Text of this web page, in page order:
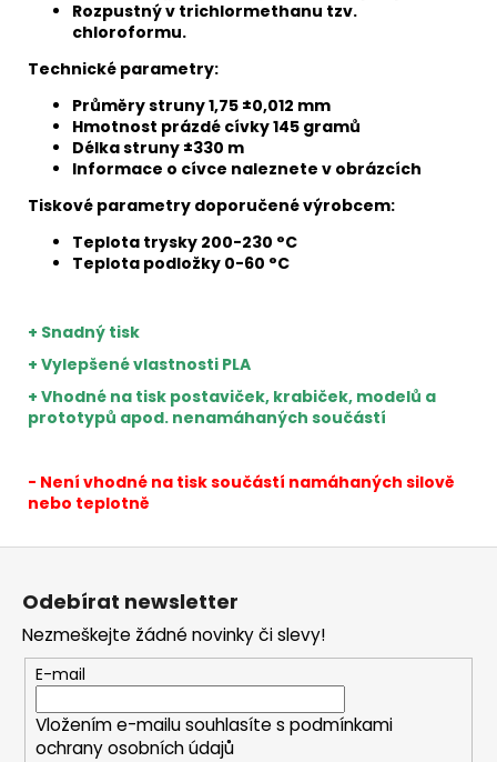
Rozpustný v trichlormethanu tzv.
chloroformu.
Technické parametry:
Průměry struny 1,75 ±0,012 mm
Hmotnost prázdé cívky 145 gramů
Délka struny ±330 m
Informace o cívce naleznete v obrázcích
Tiskové parametry doporučené výrobcem:
Teplota trysky 200-230 °C
Teplota podložky 0-60 °C
+ Snadný tisk
+ Vylepšené vlastnosti PLA
+ Vhodné na tisk postaviček, krabiček, modelů a
prototypů apod. nenamáhaných součástí
- Není vhodné na tisk součástí namáhaných silově
nebo teplotně
Odebírat newsletter
Nezmeškejte žádné novinky či slevy!
E-mail
Vložením e-mailu souhlasíte s podmínkami
ochrany osobních údajů